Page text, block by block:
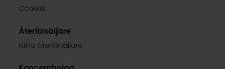
Cookies
Återförsäljare
Hitta återförsäljare